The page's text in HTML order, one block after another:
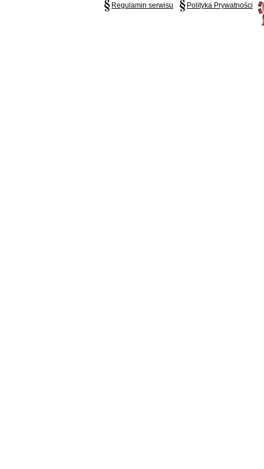
Regulamin serwisu
Polityka Prywatności